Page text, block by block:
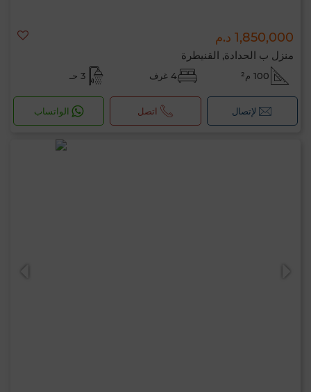
1,850,000 د.م
منزل ب الحدادة, القنيطرة
100 م² 4 غرف 3 حـ
لإتصال اتصل الواتساب